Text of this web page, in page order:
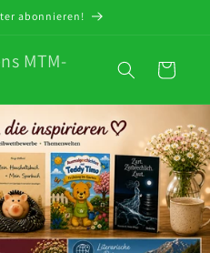
abonnieren!
MTM- Warenkorb